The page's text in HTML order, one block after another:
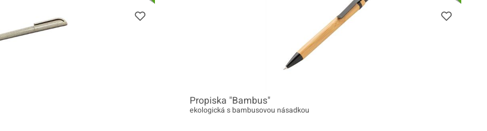
Propiska "Bambus"
ekologická s bambusovou násadkou